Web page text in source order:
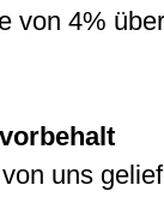
von 4%
uns